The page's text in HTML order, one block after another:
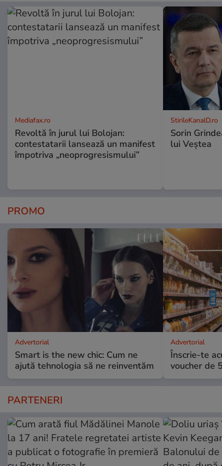
Mediafax.ro
Revoltă în jurul lui Bolojan:
contestatarii lansează un manifest
împotriva „neoprogresismului”
StirileKanalD.ro
Sorin
lui Veștea
PROMO
Advertorial
Smart is the new chic: Cum ne
ajută tehnologia să ne reinventăm
Advertorial
Înscrie-te
voucher de
PARTENERI